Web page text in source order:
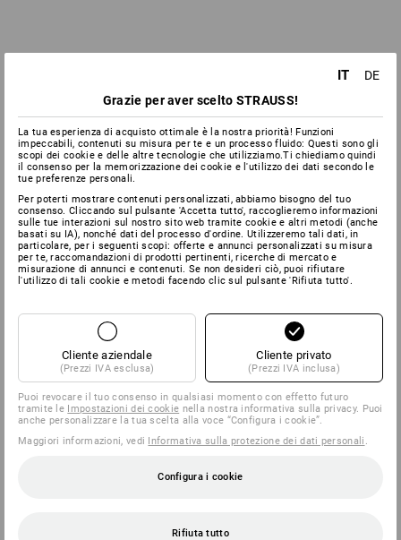
IT
DE
Grazie per aver scelto STRAUSS!
La tua esperienza di acquisto ottimale è la nostra priorità! Funzioni
impeccabili, contenuti su misura per te e un processo fluido: Questi sono gli
scopi dei cookie e delle altre tecnologie che utilizziamo.Ti chiediamo quindi
il consenso per la memorizzazione dei cookie e l'utilizzo dei dati secondo le
tue preferenze personali.
Per poterti mostrare contenuti personalizzati, abbiamo bisogno del tuo
consenso. Cliccando sul pulsante 'Accetta tutto', raccoglieremo informazioni
sulle tue interazioni sul nostro sito web tramite cookie e altri metodi (anche
basati su IA), nonché dati del processo d'ordine. Utilizzeremo tali dati, in
particolare, per i seguenti scopi: offerte e annunci personalizzati su misura
per te, raccomandazioni di prodotti pertinenti, ricerche di mercato e
misurazione di annunci e contenuti. Se non desideri ciò, puoi rifiutare
l'utilizzo di tali cookie e metodi facendo clic sul pulsante 'Rifiuta tutto'.
Cliente aziendale
(Prezzi IVA esclusa)
Cliente privato
(Prezzi IVA inclusa)
Puoi revocare il tuo consenso in qualsiasi momento con effetto futuro
tramite le Impostazioni dei cookie nella nostra informativa sulla privacy. Puoi
anche personalizzare la tua scelta alla voce “Configura i cookie”.
Maggiori informazioni, vedi Informativa sulla protezione dei dati personali
Configura i cookie
Rifiuta tutto